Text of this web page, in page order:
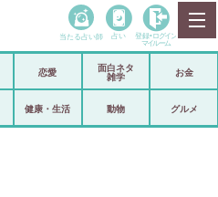
政治
当たる占い師 占い 登録• ログイン
マイルーム
恋愛
面白ネタ
雑学
お金
健康・生活 動物 グルメ